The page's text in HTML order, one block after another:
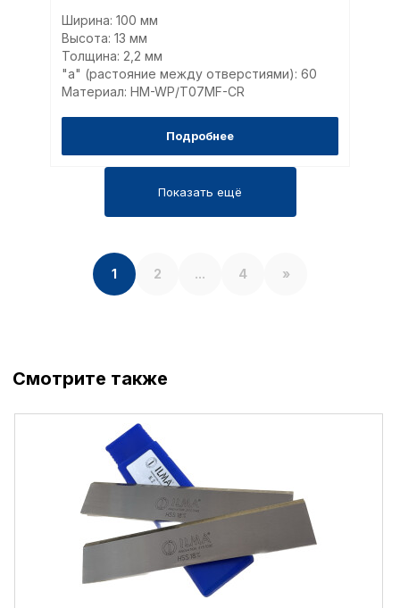
Ширина: 100 мм
Высота: 13 мм
Толщина: 2,2 мм
"a" (растояние между отверстиями): 60
Материал: HM-WP/T07MF-CR
Подробнее
1 2 ... 4 »
Показать ещё
Смотрите также